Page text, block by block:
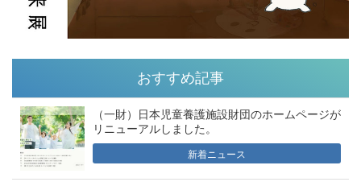
おすすめ記事
（一財）日本児童養護施設財団のホームページが
リニューアルしました。
新着ニュース